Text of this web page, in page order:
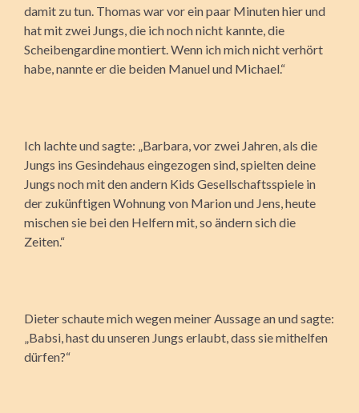
damit zu tun. Thomas war vor ein paar Minuten hier und
hat mit zwei Jungs, die ich noch nicht kannte, die
Scheibengardine montiert. Wenn ich mich nicht verhört
habe, nannte er die beiden Manuel und Michael.“
Ich lachte und sagte: „Barbara, vor zwei Jahren, als die
Jungs ins Gesindehaus eingezogen sind, spielten deine
Jungs noch mit den andern Kids Gesellschaftsspiele in
der zukünftigen Wohnung von Marion und Jens, heute
mischen sie bei den Helfern mit, so ändern sich die
Zeiten.“
Dieter schaute mich wegen meiner Aussage an und sagte:
„Babsi, hast du unseren Jungs erlaubt, dass sie mithelfen
dürfen?“